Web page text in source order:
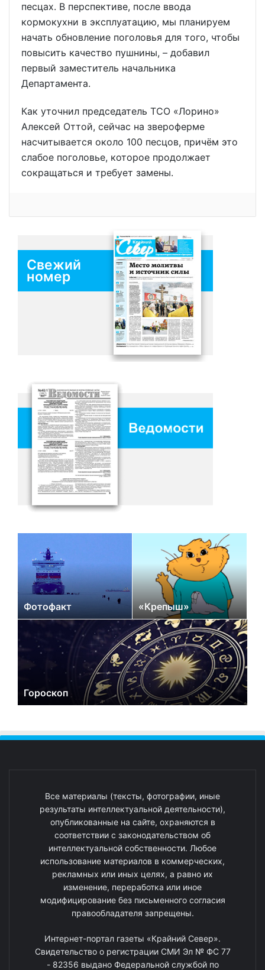
песцах. В перспективе, после ввода
кормокухни в эксплуатацию, мы планируем
начать обновление поголовья для того, чтобы
повысить качество пушнины, – добавил
первый заместитель начальника
Департамента.
Как уточнил председатель ТСО «Лорино»
Алексей Оттой, сейчас на звероферме
насчитывается около 100 песцов, причём это
слабое поголовье, которое продолжает
сокращаться и требует замены.
Свежий
номер
Фотофакт «Крепыш»
Гороскоп
Все материалы (тексты, фотографии, иные
результаты интеллектуальной деятельности),
опубликованные на сайте, охраняются в
соответствии с законодательством об
интеллектуальной собственности. Любое
использование материалов в коммерческих,
рекламных или иных целях, а равно их
изменение, переработка или иное
модифицирование без письменного согласия
правообладателя запрещены.
Интернет-портал газеты «Крайний Север».
Свидетельство о регистрации СМИ Эл № ФС 77
- 82356 выдано Федеральной службой по